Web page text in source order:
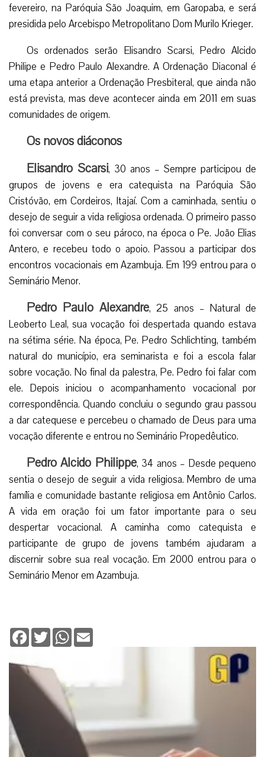
fevereiro, na Paróquia São Joaquim, em Garopaba, e será
presidida pelo Arcebispo Metropolitano Dom Murilo Krieger.
Os ordenados serão Elisandro Scarsi, Pedro Alcido
Philipe e Pedro Paulo Alexandre. A Ordenação Diaconal é
uma etapa anterior a Ordenação Presbiteral, que ainda não
está prevista, mas deve acontecer ainda em 2011 em suas
comunidades de origem.
Os novos diáconos
Elisandro Scarsi, 30 anos – Sempre participou de
grupos de jovens e era catequista na Paróquia São
Cristóvão, em Cordeiros, Itajaí. Com a caminhada, sentiu o
desejo de seguir a vida religiosa ordenada. O primeiro passo
foi conversar com o seu pároco, na época o Pe. João Elias
Antero, e recebeu todo o apoio. Passou a participar dos
encontros vocacionais em Azambuja. Em 199 entrou para o
Seminário Menor.
Pedro Paulo Alexandre, 25 anos – Natural de
Leoberto Leal, sua vocação foi despertada quando estava
na sétima série. Na época, Pe. Pedro Schlichting, também
natural do município, era seminarista e foi a escola falar
sobre vocação. No final da palestra, Pe. Pedro foi falar com
ele. Depois iniciou o acompanhamento vocacional por
correspondência. Quando concluiu o segundo grau passou
a dar catequese e percebeu o chamado de Deus para uma
vocação diferente e entrou no Seminário Propedêutico.
Pedro Alcido Philippe, 34 anos – Desde pequeno
sentia o desejo de seguir a vida religiosa. Membro de uma
família e comunidade bastante religiosa em Antônio Carlos.
A vida em oração foi um fator importante para o seu
despertar vocacional. A caminha como catequista e
participante de grupo de jovens também ajudaram a
discernir sobre sua real vocação. Em 2000 entrou para o
Seminário Menor em Azambuja.
Facebook
TwitterWhatsApp